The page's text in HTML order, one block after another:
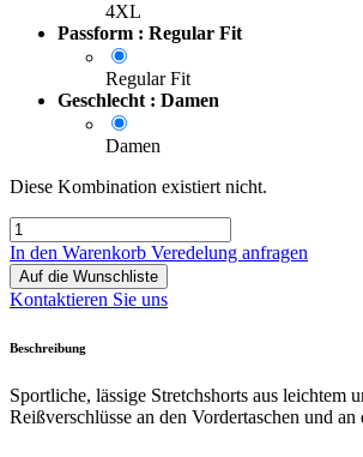
4XL
Passform : Regular Fit
Regular Fit
Geschlecht : Damen
Damen
Diese Kombination existiert nicht.
In den Warenkorb Veredelung anfragen
Auf die Wunschliste
Kontaktieren Sie uns
Beschreibung
Sportliche, lässige Stretchshorts aus
Reißverschlüsse an den Vordertaschen und